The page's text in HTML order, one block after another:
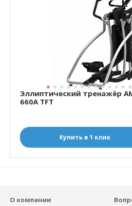
Эллиптический тренажёр
660A TFT
Купить в 1 клик
О компании